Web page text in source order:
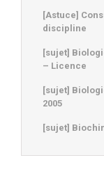
[Astuce]
discipline
[sujet]
– Licence
[sujet]
2005
[sujet]